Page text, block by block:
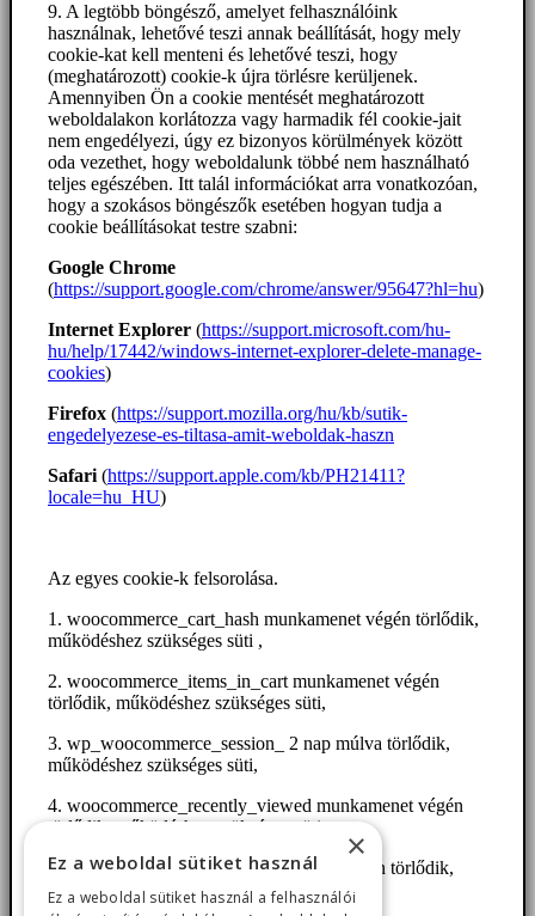
9. A legtöbb böngésző, amelyet felhasználóink
használnak, lehetővé teszi annak beállítását, hogy mely
cookie-kat kell menteni és lehetővé teszi, hogy
(meghatározott) cookie-k újra törlésre kerüljenek.
Amennyiben Ön a cookie mentését meghatározott
weboldalakon korlátozza vagy harmadik fél cookie-jait
nem engedélyezi, úgy ez bizonyos körülmények között
oda vezethet, hogy weboldalunk többé nem használható
teljes egészében. Itt talál információkat arra vonatkozóan,
hogy a szokásos böngészők esetében hogyan tudja a
cookie beállításokat testre szabni:
Google Chrome
(https://support.google.com/chrome/answer/95647?hl=hu)
Internet Explorer (https://support.microsoft.com/hu-
hu/help/17442/windows-internet-explorer-delete-manage-
cookies)
Firefox (https://support.mozilla.org/hu/kb/sutik-
engedelyezese-es-tiltasa-amit-weboldak-haszn
Safari (https://support.apple.com/kb/PH21411?
locale=hu_HU)
Az egyes cookie-k felsorolása.
1. woocommerce_cart_hash munkamenet végén törlődik,
működéshez szükséges süti ,
2. woocommerce_items_in_cart munkamenet végén
törlődik, működéshez szükséges süti,
3. wp_woocommerce_session_ 2 nap múlva törlődik,
működéshez szükséges süti,
4. woocommerce_recently_viewed munkamenet végén
törlődik, működéshez szükséges süti,
5. store_notice[notice id] munkamenet végén törlődik,
működéshez szükséges süti,
×
Ez a weboldal sütiket használ
Ez a weboldal sütiket használ a felhasználói